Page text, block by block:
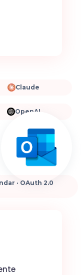
Claude
OpenAI
· OAuth 2.0